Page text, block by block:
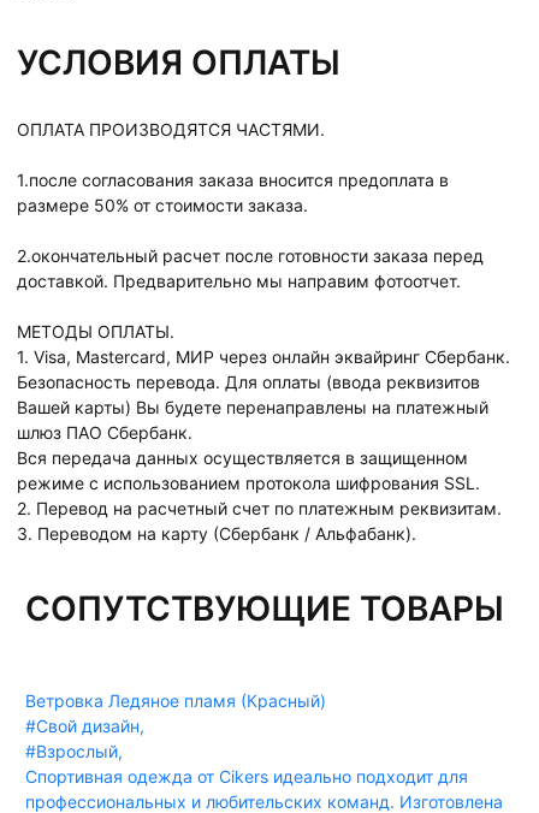
УСЛОВИЯ ОПЛАТЫ
ОПЛАТА ПРОИЗВОДЯТСЯ ЧАСТЯМИ.
1.после согласования заказа вносится предоплата в
размере 50% от стоимости заказа.
2.окончательный расчет после готовности заказа перед
доставкой. Предварительно мы направим фотоотчет.
МЕТОДЫ ОПЛАТЫ.
1. Visa, Mastercard, МИР через онлайн эквайринг Сбербанк.
Безопасность перевода. Для оплаты (ввода реквизитов
Вашей карты) Вы будете перенаправлены на платежный
шлюз ПАО Сбербанк.
Вся передача данных осуществляется в защищенном
режиме с использованием протокола шифрования SSL.
2. Перевод на расчетный счет по платежным реквизитам.
3. Переводом на карту (Сбербанк / Альфабанк).
СОПУТСТВУЮЩИЕ ТОВАРЫ
Ветровка Ледяное пламя (Красный)
#Свой дизайн,
#Взрослый,
Спортивная одежда от Cikers идеально подходит для
профессиональных и любительских команд. Изготовлена